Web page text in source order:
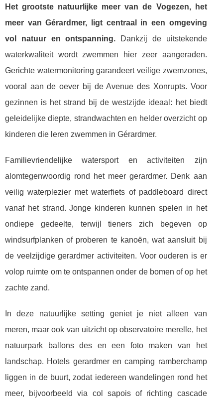
Het grootste natuurlijke meer van de Vogezen, het
meer van Gérardmer, ligt centraal in een omgeving
vol natuur en ontspanning. Dankzij de uitstekende
waterkwaliteit wordt zwemmen hier zeer aangeraden.
Gerichte watermonitoring garandeert veilige zwemzones,
vooral aan de oever bij de Avenue des Xonrupts. Voor
gezinnen is het strand bij de westzijde ideaal: het biedt
geleidelijke diepte, strandwachten en helder overzicht op
kinderen die leren zwemmen in Gérardmer.
Familievriendelijke watersport en activiteiten zijn
alomtegenwoordig rond het meer gerardmer. Denk aan
veilig waterplezier met waterfiets of paddleboard direct
vanaf het strand. Jonge kinderen kunnen spelen in het
ondiepe gedeelte, terwijl tieners zich begeven op
windsurfplanken of proberen te kanoën, wat aansluit bij
de veelzijdige gerardmer activiteiten. Voor ouderen is er
volop ruimte om te ontspannen onder de bomen of op het
zachte zand.
In deze natuurlijke setting geniet je niet alleen van
meren, maar ook van uitzicht op observatoire merelle, het
natuurpark ballons des en een foto maken van het
landschap. Hotels gerardmer en camping ramberchamp
liggen in de buurt, zodat iedereen wandelingen rond het
meer, bijvoorbeeld via col sapois of richting cascade